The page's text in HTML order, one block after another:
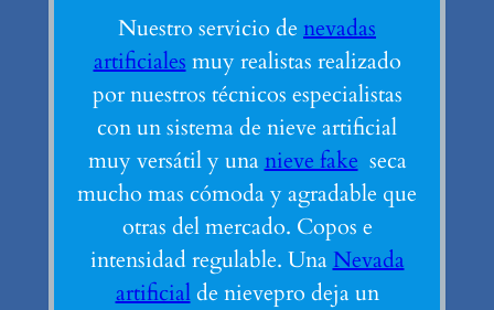
Nuestro servicio de nevadas
artificiales muy realistas realizado
por nuestros técnicos especialistas
con un sistema de nieve artificial
muy versátil y una nieve fake seca
mucho mas cómoda y agradable que
otras del mercado. Copos e
intensidad regulable. Una Nevada
artificialde nievepro deja un